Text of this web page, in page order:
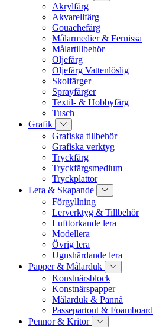
Akrylfärg
Akvarellfärg
Gouachefärg
Målarmedier & Fernissa
Målartillbehör
Oljefärg
Oljefärg Vattenlöslig
Skolfärger
Sprayfärger
Textil- & Hobbyfärg
Tusch
Grafik
Grafiska tillbehör
Grafiska verktyg
Tryckfärg
Tryckfärgsmedium
Tryckplattor
Lera & Skapande
Förgyllning
Lerverktyg & Tillbehör
Lufttorkande lera
Modellera
Övrig lera
Ugnshärdande lera
Papper & Målarduk
Konstnärsblock
Konstnärspapper
Målarduk & Pannå
Passepartout & Foamboard
Pennor & Kritor